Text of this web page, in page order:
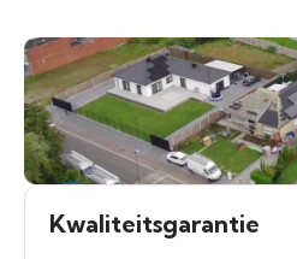
Kwaliteitsgarantie